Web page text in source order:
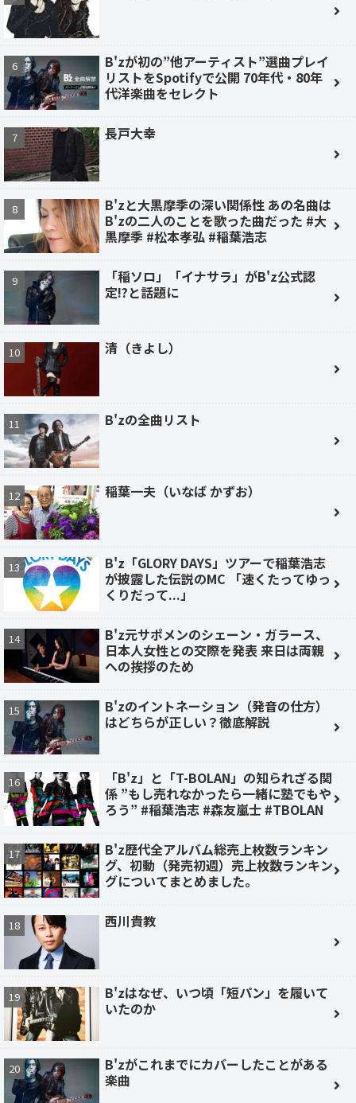
B'zが初の”他アーティスト”選曲プレイ
リストをSpotifyで公開 70年代・80年
代洋楽曲をセレクト
長戸大幸
B'zと大黒摩季の深い関係性 あの名曲は
B'zの二人のことを歌った曲だった #大
黒摩季 #松本孝弘 #稲葉浩志
「稲ソロ」「イナサラ」がB'z公式認
定!?と話題に
清（きよし）
B'zの全曲リスト
稲葉一夫（いなば かずお）
B'z「GLORY DAYS」ツアーで稲葉浩志
が披露した伝説のMC 「速くたってゆっ
くりだって...」
B'z元サポメンのシェーン・ガラース、
日本人女性との交際を発表 来日は両親
への挨拶のため
B'zのイントネーション（発音の仕方）
はどちらが正しい？徹底解説
「B'z」と「T-BOLAN」の知られざる関
係 ”もし売れなかったら一緒に塾でもや
ろう” #稲葉浩志 #森友嵐士 #TBOLAN
B'z歴代全アルバム総売上枚数ランキン
グ、初動（発売初週）売上枚数ランキン
グについてまとめました。
西川貴教
B'zはなぜ、いつ頃「短パン」を履いて
いたのか
B'zがこれまでにカバーしたことがある
楽曲